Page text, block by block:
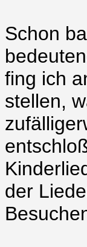
Schon
fing ich
stellen,
der